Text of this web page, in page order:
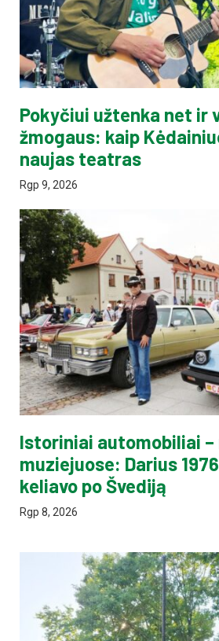
Pokyčiui užtenka net ir
žmogaus: kaip
naujas teatras
Rgp 9, 2026
Istoriniai automobiliai –
muziejuose: Darius
keliavo po Švediją
Rgp 8, 2026